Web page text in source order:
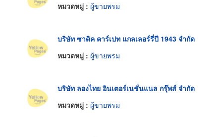
หมวดหมู่ : ผู้ขายพรม
บริษัท ซาดิค คาร์เปท แกลเลอร์รี่ปี 1943 จำกัด
หมวดหมู่ : ผู้ขายพรม
บริษัท ลองไทย อินเตอร์เนชั่นแนล กรุ๊พส์ จำกัด
หมวดหมู่ : ผู้ขายพรม